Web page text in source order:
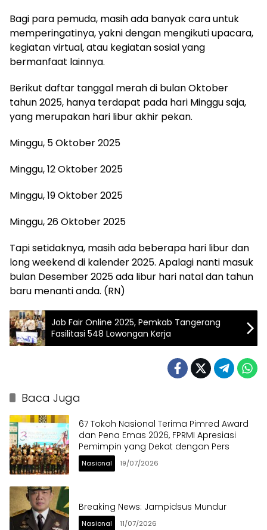
Bagi para pemuda, masih ada banyak cara untuk
memperingatinya, yakni dengan mengikuti upacara,
kegiatan virtual, atau kegiatan sosial yang
bermanfaat lainnya.
Berikut daftar tanggal merah di bulan Oktober
tahun 2025, hanya terdapat pada hari Minggu saja,
yang merupakan hari libur akhir pekan.
Minggu, 5 Oktober 2025
Minggu, 12 Oktober 2025
Minggu, 19 Oktober 2025
Minggu, 26 Oktober 2025
Tapi setidaknya, masih ada beberapa hari libur dan
long weekend di kalender 2025. Apalagi nanti masuk
bulan Desember 2025 ada libur hari natal dan tahun
baru menanti anda. (RN)
Job Fair Online 2025, Pemkab Tangerang
Fasilitasi 548 Lowongan Kerja
Baca Juga
67 Tokoh Nasional Terima Pimred Award
dan Pena Emas 2026, FPRMI Apresiasi
Pemimpin yang Dekat dengan Pers
Nasional 19/07/2026
Breaking News: Jampidsus Mundur
Nasional 11/07/2026